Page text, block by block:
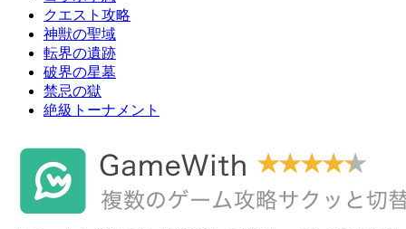
クエスト攻略
神獣の聖域
転界の遺跡
破界の星墓
禁忌の獄
絶級トーナメント